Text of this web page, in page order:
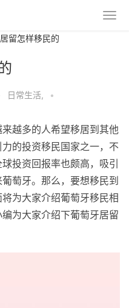
留怎样移民的
日常生活, •
越多的人希望移居到其他
的投资移民国家之一，不
投资回报率也颇高，吸引
萄牙。那么，要想移民到
为大家介绍葡萄牙移民相
为大家介绍下葡萄牙居留